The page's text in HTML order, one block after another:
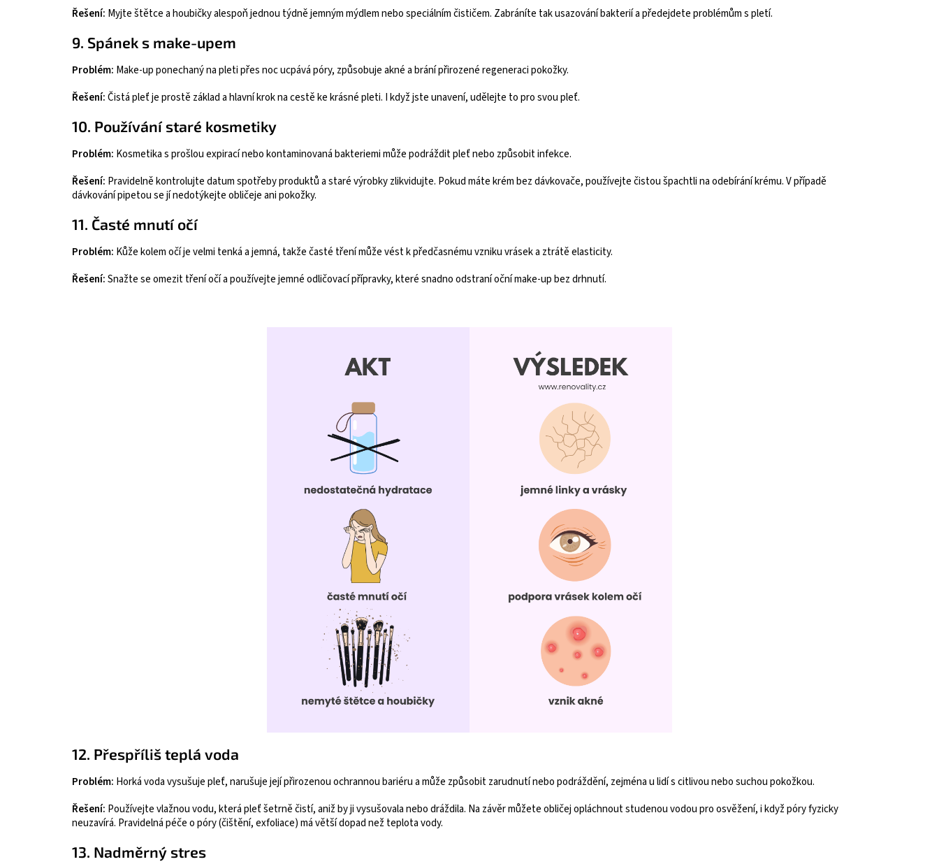
Řešení: Myjte štětce a houbičky alespoň jednou týdně jemným mýdlem nebo speciálním čističem. Zabráníte tak usazování bakterií a předejdete problémům s pletí.
9. Spánek s make-upem
Problém: Make-up ponechaný na pleti přes noc ucpává póry, způsobuje akné a brání přirozené regeneraci pokožky.
Řešení:Čistá pleť je prostě základ a hlavní krok na cestě ke krásné pleti. I když jste unavení, udělejte to pro svou pleť.
10. Používání staré kosmetiky
Problém: Kosmetika s prošlou expirací nebo kontaminovaná bakteriemi může podráždit pleť nebo způsobit infekce.
Řešení: Pravidelně kontrolujte datum spotřeby produktů a staré výrobky zlikvidujte. Pokud máte krém bez dávkovače, používejte čistou špachtli na odebírání krému. V případě
dávkování pipetou se jí nedotýkejte obličeje ani pokožky.
11. Časté mnutí očí
Problém: Kůže kolem očí je velmi tenká a jemná, takže časté tření může vést k předčasnému vzniku vrásek a ztrátě elasticity.
Řešení:Snažte se omezit tření očí a používejte jemné odličovací přípravky, které snadno odstraní oční make-up bez drhnutí.
12. Přespříliš teplá voda
Problém: Horká voda vysušuje pleť, narušuje její přirozenou ochrannou bariéru a může způsobit zarudnutí nebo podráždění, zejména u lidí s citlivou nebo suchou pokožkou.
Řešení: Používejte vlažnou vodu, která pleť šetrně čistí, aniž by ji vysušovala nebo dráždila. Na závěr můžete obličej opláchnout studenou vodou pro osvěžení, i když póry fyzicky
neuzavírá. Pravidelná péče o póry (čištění, exfoliace) má větší dopad než teplota vody.
13. Nadměrný stres